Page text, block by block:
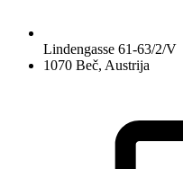
Lindengasse 61-63/2/V
1070 Beč, Austrija